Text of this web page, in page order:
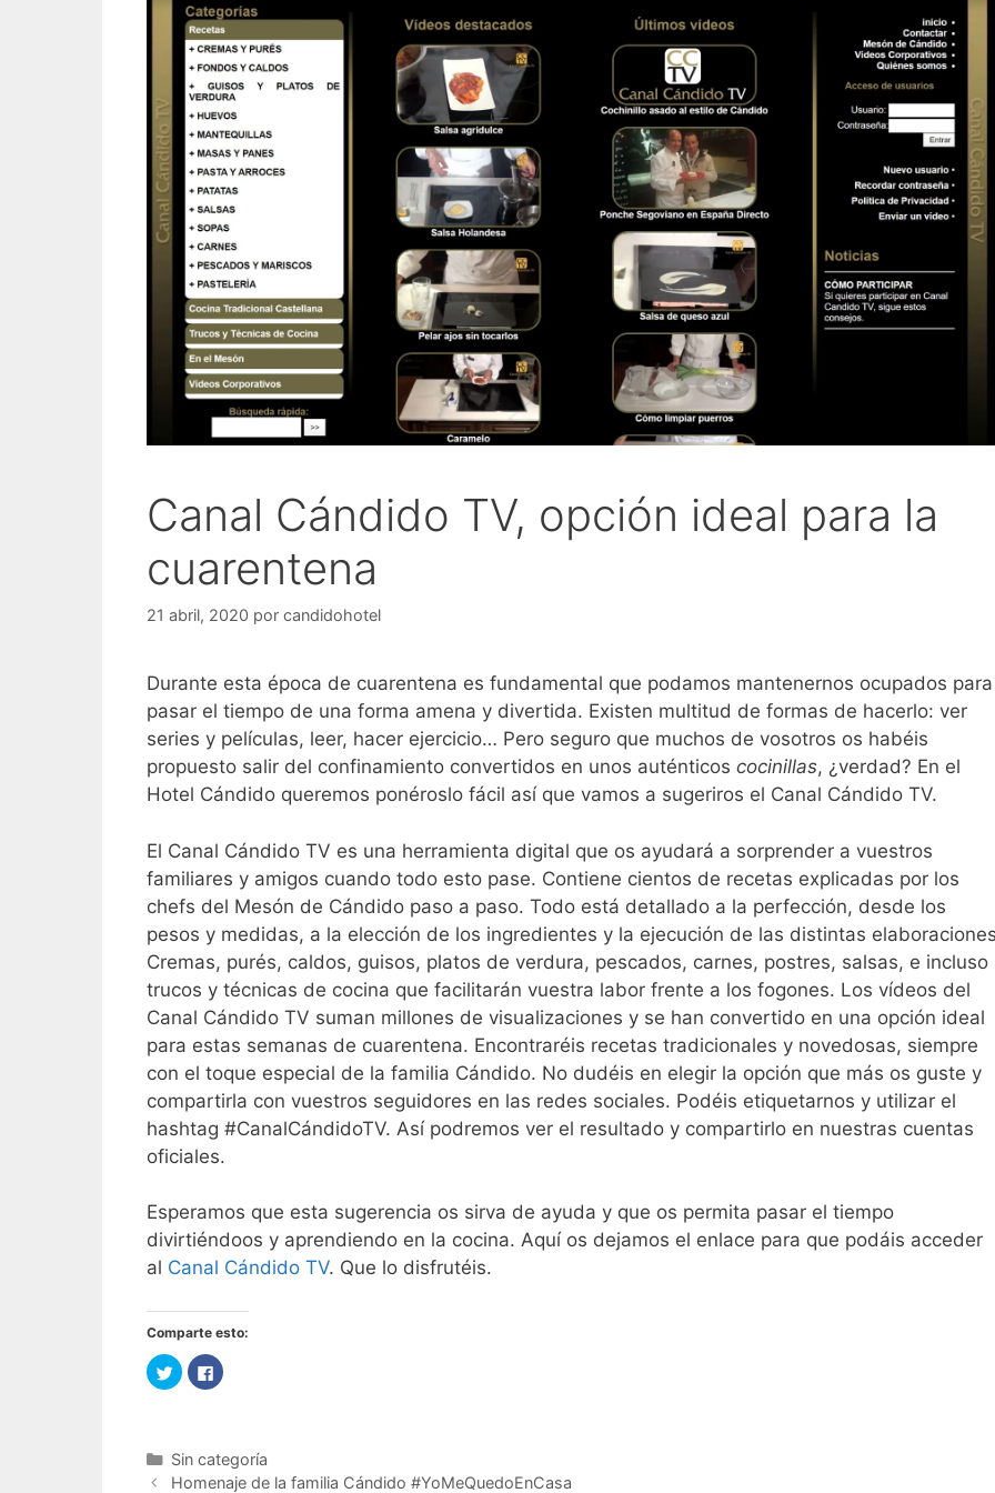
Canal Cándido TV, opción ideal para la
cuarentena
21 abril, 2020 por candidohotel
Durante esta época de cuarentena es fundamental que podamos mantenernos ocupados para
pasar el tiempo de una forma amena y divertida. Existen multitud de formas de hacerlo: ver
series y películas, leer, hacer ejercicio… Pero seguro que muchos de vosotros os habéis
propuesto salir del confinamiento convertidos en unos auténticos cocinillas, ¿verdad? En el
Hotel Cándido queremos ponéroslo fácil así que vamos a sugeriros el Canal Cándido TV.
El Canal Cándido TV es una herramienta digital que os ayudará a sorprender a vuestros
familiares y amigos cuando todo esto pase. Contiene cientos de recetas explicadas por los
chefs del Mesón de Cándido paso a paso. Todo está detallado a la perfección, desde los
pesos y medidas, a la elección de los ingredientes y la ejecución de las distintas
Cremas, purés, caldos, guisos, platos de verdura, pescados, carnes, postres, salsas, e incluso
trucos y técnicas de cocina que facilitarán vuestra labor frente a los fogones. Los vídeos del
Canal Cándido TV suman millones de visualizaciones y se han convertido en una opción ideal
para estas semanas de cuarentena. Encontraréis recetas tradicionales y novedosas, siempre
con el toque especial de la familia Cándido. No dudéis en elegir la opción que más os guste y
compartirla con vuestros seguidores en las redes sociales. Podéis etiquetarnos y utilizar el
hashtag #CanalCándidoTV. Así podremos ver el resultado y compartirlo en nuestras cuentas
oficiales.
Esperamos que esta sugerencia os sirva de ayuda y que os permita pasar el tiempo
divirtiéndoos y aprendiendo en la cocina. Aquí os dejamos el enlace para que podáis acceder
al Canal Cándido TV. Que lo disfrutéis.
Comparte esto:
H
a
p
a
r
H
a
p
r
Categorías
Sin categoría
Navegación
Homenaje de la familia Cándido #YoMeQuedoEnCasa